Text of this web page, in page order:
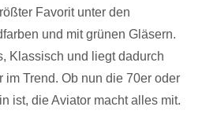
Favorit unter den
und mit grünen Gläsern.
Klassisch und liegt dadurch
im Trend. Ob nun die 70er oder
ist, die Aviator macht alles mit.